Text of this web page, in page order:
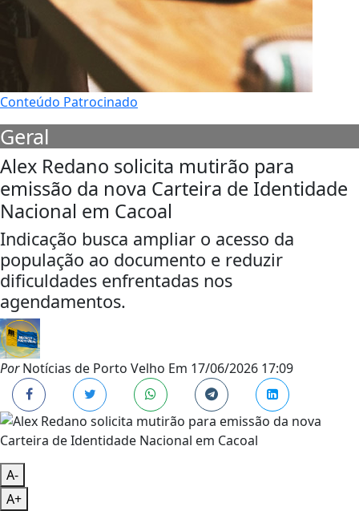
Conteúdo Patrocinado
Geral
Alex Redano solicita mutirão para
emissão da nova Carteira de Identidade
Nacional em Cacoal
Indicação busca ampliar o acesso da
população ao documento e reduzir
dificuldades enfrentadas nos
agendamentos.
PorNotícias de Porto Velho Em 17/06/2026 17:09
A-
A+